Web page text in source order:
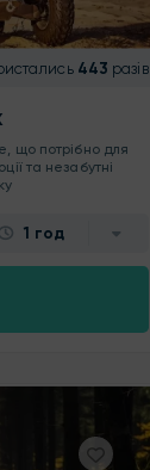
443 разів
що потрібно для
та незабутні
1 год